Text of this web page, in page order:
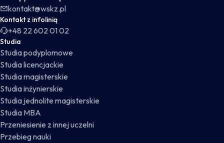
kontakt@wskz.pl
Kontakt z infolinią
+48 22 602 01 02
Studia
Studia podyplomowe
Studia licencjackie
Studia magisterskie
Studia inżynierskie
Studia jednolite magisterskie
Studia MBA
Przeniesienie z innej uczelni
Przebieg nauki